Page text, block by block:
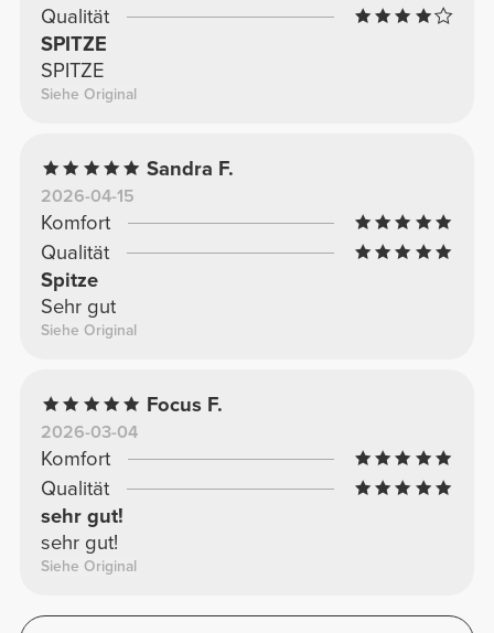
Qualität
SPITZE
SPITZE
Siehe Original
Sandra F.
2026-04-15
Komfort
Qualität
Spitze
Sehr gut
Siehe Original
Focus F.
2026-03-04
Komfort
Qualität
sehr gut!
sehr gut!
Siehe Original